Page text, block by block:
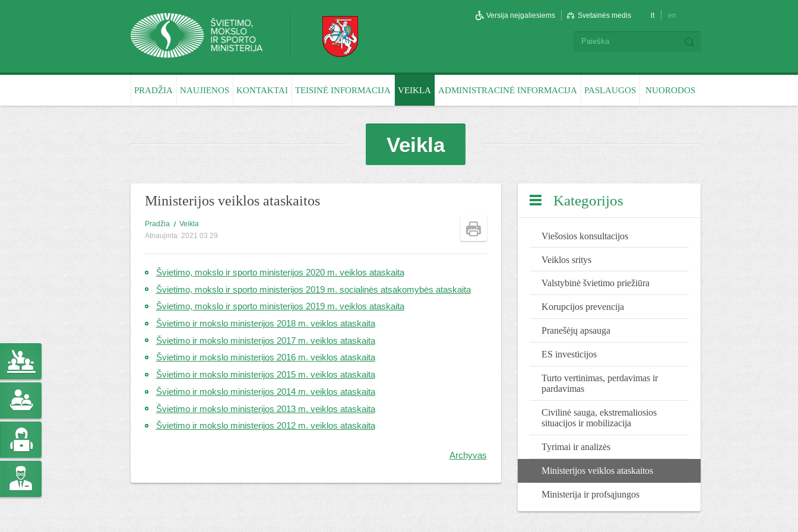
lt en
Versija neįgaliesiems Svetainės medis
PRADŽIA NAUJIENOS KONTAKTAI TEISINĖ INFORMACIJA VEIKLA ADMINISTRACINĖ INFORMACIJA PASLAUGOS NUORODOS
Veikla
Ministerijos veiklos ataskaitos
Pradžia
Veikla
Atnaujinta: 2021 03 29
Švietimo, mokslo ir sporto ministerijos 2020 m. veiklos ataskaita
Švietimo, mokslo ir sporto ministerijos 2019 m. socialinės atsakomybės ataskaita
Švietimo, mokslo ir sporto ministerijos 2019 m. veiklos ataskaita
Švietimo ir mokslo ministerijos 2018 m. veiklos ataskaita
Švietimo ir mokslo ministerijos 2017 m. veiklos ataskaita
Švietimo ir mokslo ministerijos 2016 m. veiklos ataskaita
Švietimo ir mokslo ministerijos 2015 m. veiklos ataskaita
Švietimo ir mokslo ministerijos 2014 m. veiklos ataskaita
Švietimo ir mokslo ministerijos 2013 m. veiklos ataskaita
Švietimo ir mokslo ministerijos 2012 m. veiklos ataskaita
Archyvas
Kategorijos
Viešosios konsultacijos
Veiklos sritys
Valstybinė švietimo priežiūra
Korupcijos prevencija
Pranešėjų apsauga
ES investicijos
Turto vertinimas, perdavimas ir
pardavimas
Civilinė sauga, ekstremaliosios
situacijos ir mobilizacija
Tyrimai ir analizės
Ministerijos veiklos ataskaitos
Ministerija ir profsąjungos